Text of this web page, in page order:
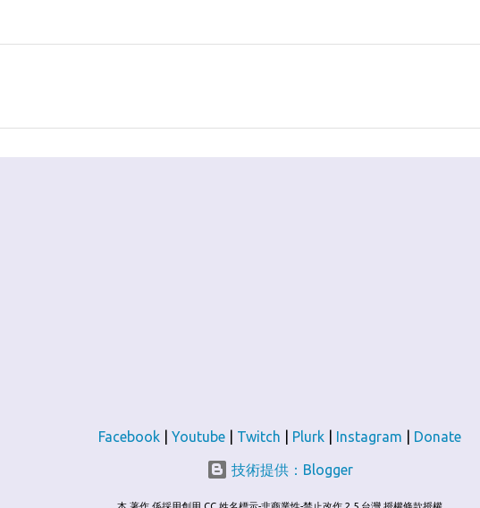
Facebook Youtube Twitch Plurk Instagram Donate
技術提供：Blogger